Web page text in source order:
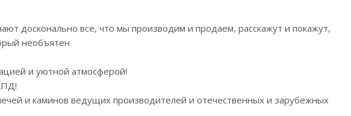
досконально все, что мы производим и продаем, расскажут и покажут,
необъятен
и уютной атмосферой!
и каминов ведущих производителей и отечественных и зарубежных